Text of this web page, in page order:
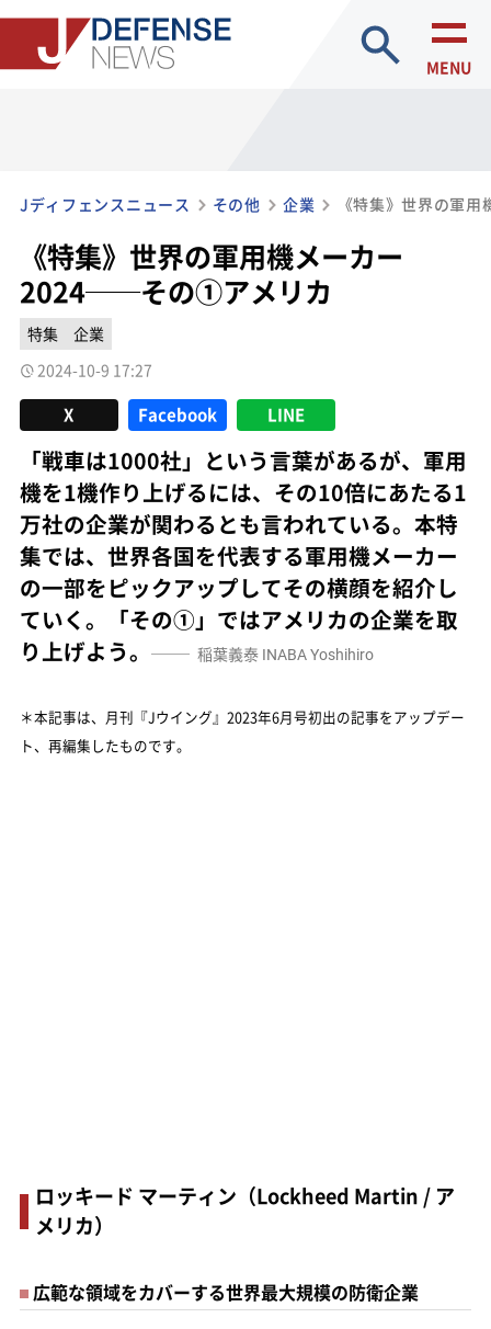
site search
MENU
Jディフェンスニュース その他 企業
《特集》世界の軍用機メーカー
2024──その①アメリカ
特集
企業
2024-10-9 17:27
X Facebook LINE
「戦車は1000社」という言葉があるが、軍用
機を1機作り上げるには、その10倍にあたる1
万社の企業が関わるとも言われている。本特
集では、世界各国を代表する軍用機メーカー
の一部をピックアップしてその横顔を紹介し
ていく。「その①」ではアメリカの企業を取
り上げよう。
稲葉義泰 INABA Yoshihiro
＊本記事は、月刊『Jウイング』2023年6月号初出の記事をアップデー
ト、再編集したものです。
ロッキード マーティン（Lockheed Martin / ア
メリカ）
広範な領域をカバーする世界最大規模の防衛企業